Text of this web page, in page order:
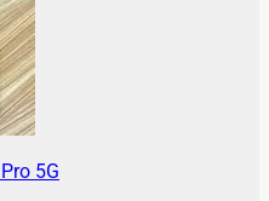
5G